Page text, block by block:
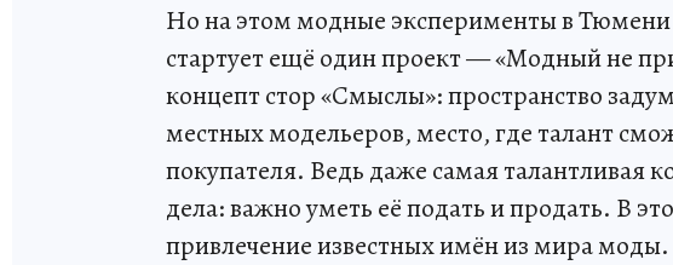
Но на этом модные эксперименты в Тюмени
стартует ещё один проект — «Модный не
концепт стор «Смыслы»: пространство
местных модельеров, место, где талант
покупателя. Ведь даже самая талантливая
дела: важно уметь её подать и продать. В
привлечение известных имён из мира моды.